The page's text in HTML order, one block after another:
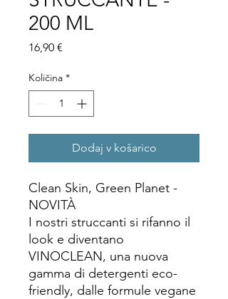
200 ML
16,90 €
Količina *
Dodaj v košarico
Clean Skin, Green Planet -
NOVITÀ
I nostri struccanti si rifanno il
look e diventano
VINOCLEAN, una nuova
gamma di detergenti eco-
friendly, dalle formule vegane